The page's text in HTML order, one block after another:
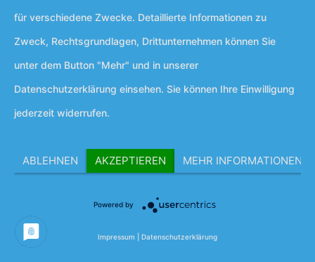
für verschiedene Zwecke. Detaillierte Informationen zu
Zweck, Rechtsgrundlagen, Drittunternehmen können Sie
unter dem Button "Mehr" und in unserer
Datenschutzerklärung einsehen. Sie können Ihre Einwilligung
jederzeit widerrufen.
ABLEHNEN AKZEPTIEREN MEHR INFORMATIONEN
Powered by
Impressum Datenschutzerklärung